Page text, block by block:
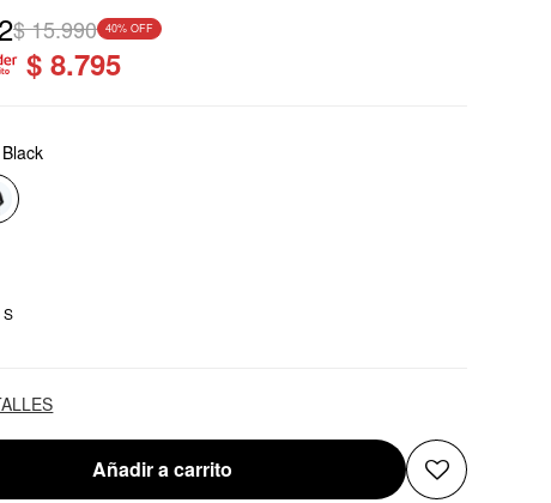
$15.990 40
$ 8.795
S
Añadir a carrito